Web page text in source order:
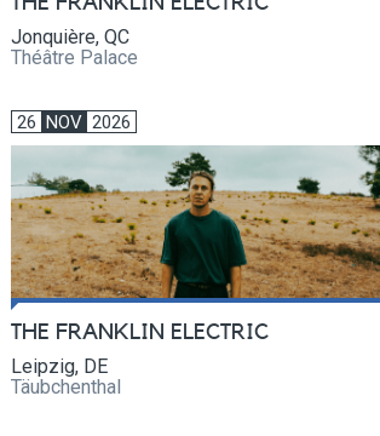
Jonquière, QC
Théâtre Palace
26 NOV 2026
THE FRANKLIN ELECTRIC
Leipzig, DE
Täubchenthal